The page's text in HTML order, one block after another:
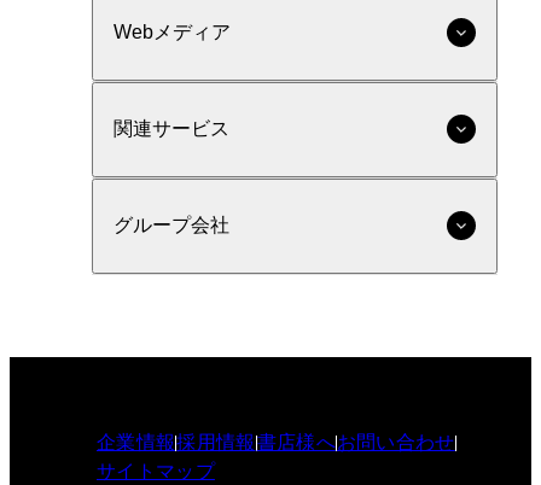
Webメディア
関連サービス
グループ会社
企業情報採用情報書店様へお問い合わせ
サイトマップ